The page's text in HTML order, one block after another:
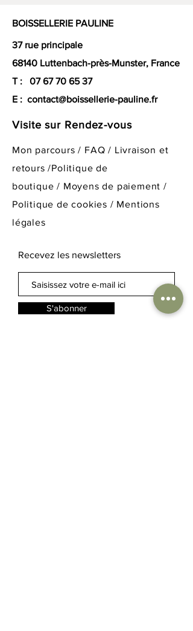
BOISSELLERIE PAULINE
37 rue principale
68140 Luttenbach-près-Munster, France
T : 07 67 70 65 37
E : contact@boissellerie-pauline.fr
Visite sur Rendez-vous
Mon parcours / FAQ / Livraison et
retours /Politique de
boutique/ Moyens de paiement /
Politique de cookies / Mentions
légales
Recevez les newsletters
S'abonner